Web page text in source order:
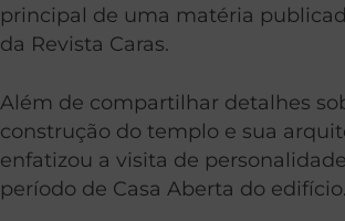
principal de uma matéria
da Revista Caras.
Além de compartilhar detalhes
construção do templo e sua
enfatizou a visita de
período de Casa Aberta do edifício.